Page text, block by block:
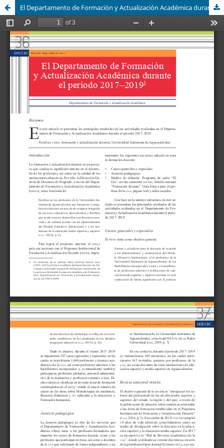
El Departamento de Formación y Actualización Académica durante el periodo 2017–2019